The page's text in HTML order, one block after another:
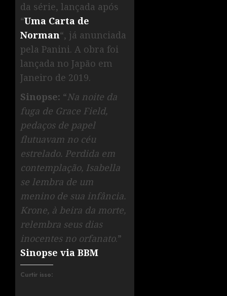
da série, lançada após
“Uma Carta de
Norman“, já anunciada
pela Panini. A obra foi
lançada no Japão em
Janeiro de 2019.
Sinopse: “Na noite da
fuga de Grace Field,
pedaços de papel
flutuavam no céu
estrelado. Perdida em
contemplação, Isabella
se lembra de um
menino de sua infância.
Krone, à beira da morte,
relembra seus dias
inocentes no orfanato.”
Sinopse via BBM
Curtir isso: